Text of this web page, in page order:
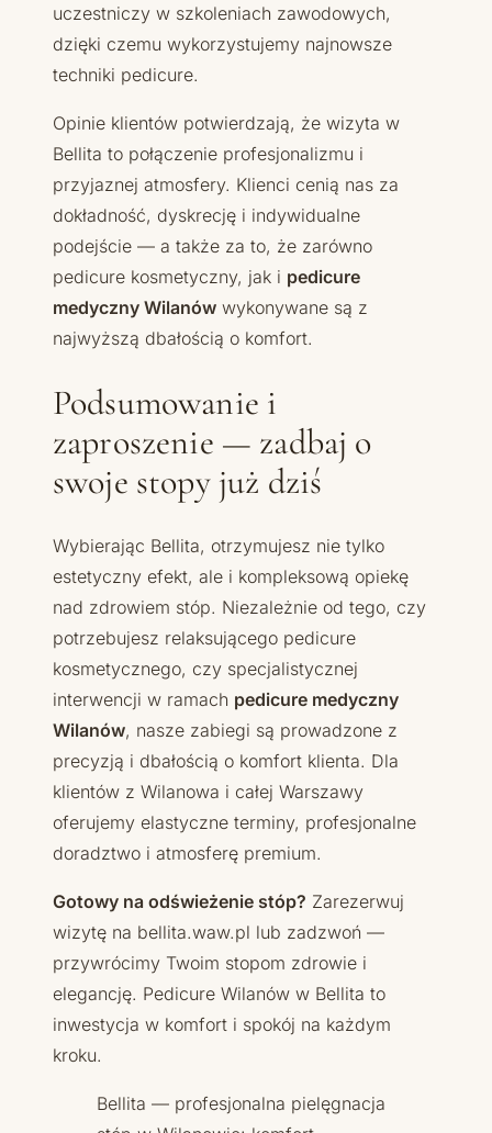
uczestniczy w szkoleniach zawodowych,
dzięki czemu wykorzystujemy najnowsze
techniki pedicure.
Opinie klientów potwierdzają, że wizyta w
Bellita to połączenie profesjonalizmu i
przyjaznej atmosfery. Klienci cenią nas za
dokładność, dyskrecję i indywidualne
podejście — a także za to, że zarówno
pedicure kosmetyczny, jak i pedicure
medyczny Wilanów wykonywane są z
najwyższą dbałością o komfort.
Podsumowanie i
zaproszenie — zadbaj o
swoje stopy już dziś
Wybierając Bellita, otrzymujesz nie tylko
estetyczny efekt, ale i kompleksową opiekę
nad zdrowiem stóp. Niezależnie od tego, czy
potrzebujesz relaksującego pedicure
kosmetycznego, czy specjalistycznej
interwencji w ramach pedicure medyczny
Wilanów, nasze zabiegi są prowadzone z
precyzją i dbałością o komfort klienta. Dla
klientów z Wilanowa i całej Warszawy
oferujemy elastyczne terminy, profesjonalne
doradztwo i atmosferę premium.
Gotowy na odświeżenie stóp? Zarezerwuj
wizytę na bellita.waw.pl lub zadzwoń —
przywrócimy Twoim stopom zdrowie i
elegancję. Pedicure Wilanów w Bellita to
inwestycja w komfort i spokój na każdym
kroku.
Bellita — profesjonalna pielęgnacja